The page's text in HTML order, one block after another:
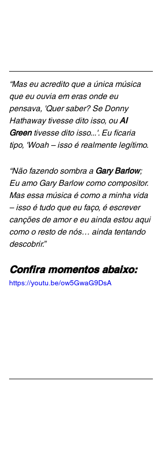
“Mas eu acredito que a única música
que eu ouvia em eras onde eu
pensava, 'Quer saber? Se Donny
Hathaway tivesse dito isso, ou AI
Green tivesse dito isso...'. Eu ficaria
tipo, 'Woah – isso é realmente legítimo.
“Não fazendo sombra a Gary Barlow;
Eu amo Gary Barlow como compositor.
Mas essa música é como a minha vida
– isso é tudo que eu faço, é escrever
canções de amor e eu ainda estou aqui
como o resto de nós… ainda tentando
descobrir.”
Confira momentos abaixo:
https://youtu.be/ow5GwaG9DsA